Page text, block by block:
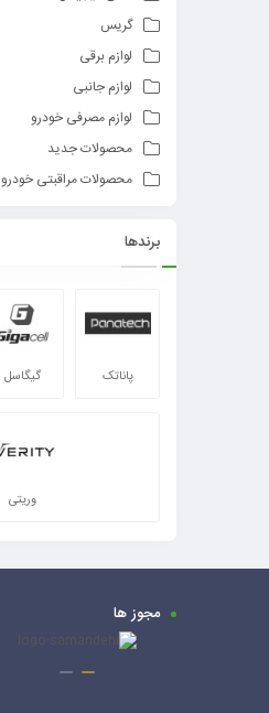
گریس
لوازم برقی
لوازم جانبی
لوازم مصرفی خودرو
محصولات جدید
محصولات مراقبتی خودرو
برندها
پاناتک گیگاسل
وریتی
مجوز ها